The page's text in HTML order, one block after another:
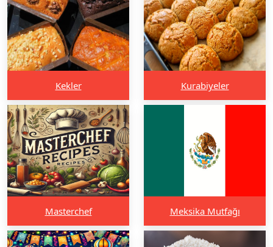
Kekler Kurabiyeler
Masterchef Meksika Mutfağı